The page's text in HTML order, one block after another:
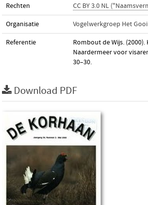
Rechten CC BY 3.0 NL
Organisatie Vogelwerkgroep Het
Referentie
Rombout de Wijs.
Naardermeer voor
30–30.
Download PDF